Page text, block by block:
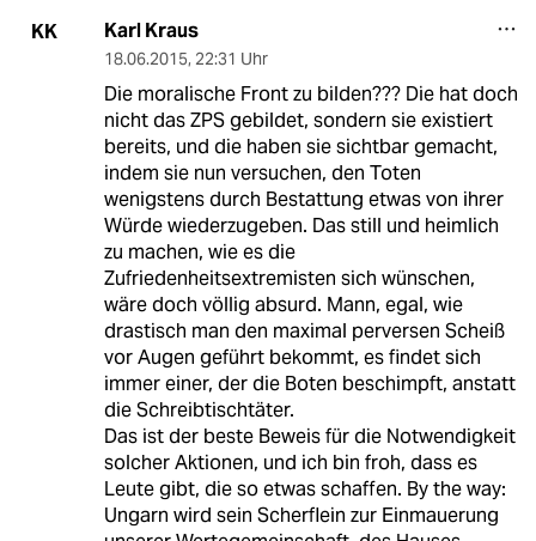
KK Karl Kraus
18.06.2015, 22:31 Uhr
Die moralische Front zu bilden??? Die hat doch
nicht das ZPS gebildet, sondern sie existiert
bereits, und die haben sie sichtbar gemacht,
indem sie nun versuchen, den Toten
wenigstens durch Bestattung etwas von ihrer
Würde wiederzugeben. Das still und heimlich
zu machen, wie es die
Zufriedenheitsextremisten sich wünschen,
wäre doch völlig absurd. Mann, egal, wie
drastisch man den maximal perversen Scheiß
vor Augen geführt bekommt, es findet sich
immer einer, der die Boten beschimpft, anstatt
die Schreibtischtäter.
Das ist der beste Beweis für die Notwendigkeit
solcher Aktionen, und ich bin froh, dass es
Leute gibt, die so etwas schaffen. By the way:
Ungarn wird sein Scherflein zur Einmauerung